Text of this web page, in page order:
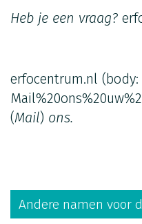
Heb je een vraag?
erfocentrum.nl (body:
(Mail) ons.
Andere namen voor